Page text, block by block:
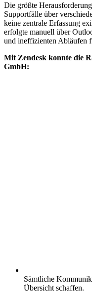
Die größte
Supportfälle über
keine zentrale Erfassung
erfolgte manuell über
und ineffizienten Abläufen
Mit Zendesk konnte die
GmbH:
Sämtliche
Übersicht schaffen.